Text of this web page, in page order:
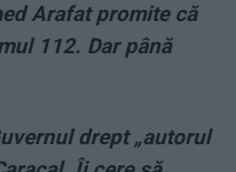
Arafat promite că
112. Dar până
drept „autorul